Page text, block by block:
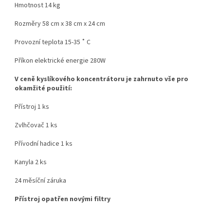
Hmotnost 14 kg
Rozměry 58 cm x 38 cm x 24 cm
Provozní teplota 15-35 ˚ C
Příkon elektrické energie 280W
V ceně kyslíkového koncentrátoru je zahrnuto vše pro
okamžité použití:
Přístroj 1 ks
Zvlhčovač 1 ks
Přívodní hadice 1 ks
Kanyla 2 ks
24 měsíční záruka
Přístroj opatřen novými filtry